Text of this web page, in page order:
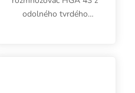
odolného tvrdého